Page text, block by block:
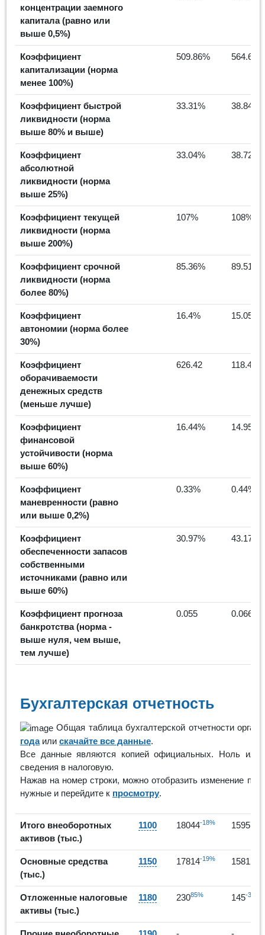
концентрации заемного
капитала (равно или
выше 0,5%)
Коэффициент
капитализации (норма
менее 100%)
509.86% 564.67%
Коэффициент быстрой
ликвидности (норма
выше 80% и выше)
33.31% 38.84%
Коэффициент
абсолютной
ликвидности (норма
выше 25%)
33.04% 38.72%
Коэффициент текущей
ликвидности (норма
выше 200%)
107% 108%
Коэффициент срочной
ликвидности (норма
более 80%)
85.36% 89.51%
Коэффициент
автономии (норма более
30%)
16.4% 15.05%
Коэффициент
оборачиваемости
денежных средств
(меньше лучше)
626.42 118.45
Коэффициент
финансовой
устойчивости (норма
выше 60%)
16.44% 14.95%
Коэффициент
маневренности (равно
или выше 0,2%)
0.33% 0.44%
Коэффициент
обеспеченности запасов
собственными
источниками (равно или
выше 60%)
30.97% 43.17%
Коэффициент прогноза
банкротства (норма -
выше нуля, чем выше,
тем лучше)
0.055 0.066
Бухгалтерская отчетность
Общая таблица бухгалтерской отчетности
годаили скачайте все данные.
Все данные являются копией официальных. Ноль или
сведения в налоговую.
Нажав на номер строки, можно отобразить изменение
нужные и перейдите к просмотру.
Итого внеоборотных
активов (тыс.)
1100 18044-18% 15957
Основные средства
(тыс.)
1150 17814-19% 15812
Отложенные налоговые
активы (тыс.)
1180 23085% 145-37%